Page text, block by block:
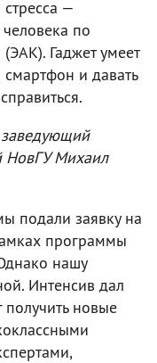
—
по
Гаджет умеет
смартфон и давать
заведующий
НовГУ Михаил
подали заявку на
программы
нашу
Интенсив дал
новые